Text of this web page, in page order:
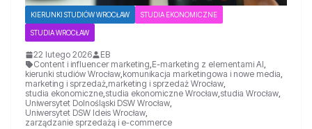
KIERUNKI STUDIÓW WROCŁAW STUDIA EKONOMICZNE
STUDIA WROCŁAW
22 lutego 2026
EB
Content i influencer marketing,E-marketing z elementami AI,
kierunki studiów Wrocław,komunikacja marketingowa i nowe media,
marketing i sprzedaż,marketing i sprzedaż Wrocław,
studia ekonomiczne,studia ekonomiczne Wrocław,studia Wrocław,
Uniwersytet Dolnośląski DSW Wrocław,
Uniwersytet DSW Ideis Wrocław,
zarządzanie sprzedażą i e-commerce